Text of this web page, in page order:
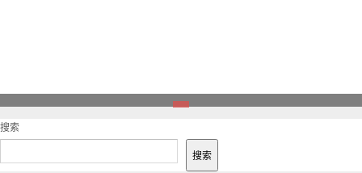
搜索
搜索